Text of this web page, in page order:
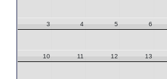
3 4 5 6
10 11 12 13